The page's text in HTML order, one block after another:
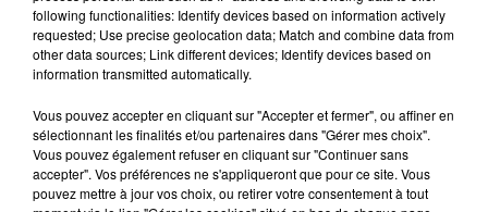
15 juillet 2026
BÉTHUNE: ENQUÊTE POUR HOMICIDE
VOLONTAIRE EN COURS, APRÈS LA...
Selon les premiers éléments, le logement servait
à des prostituées
following functionalities: Identify devices based on information actively
requested; Use precise geolocation data; Match and combine data from
other data sources; Link different devices; Identify devices based on
information transmitted automatically.
Vous pouvez accepter en cliquant sur "Accepter et fermer", ou affiner en
sélectionnant les finalités et/ou partenaires dans "Gérer mes choix".
Vous pouvez également refuser en cliquant sur "Continuer sans
accepter". Vos préférences ne s'appliqueront que pour ce site. Vous
pouvez mettre à jour vos choix, ou retirer votre consentement à tout